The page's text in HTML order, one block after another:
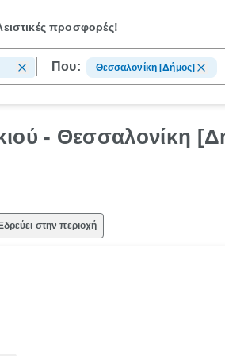
προσφορές!
Που: Θεσσαλονίκη [Δήμος]
- Θεσσαλονίκη
Εδρεύει στην περιοχή